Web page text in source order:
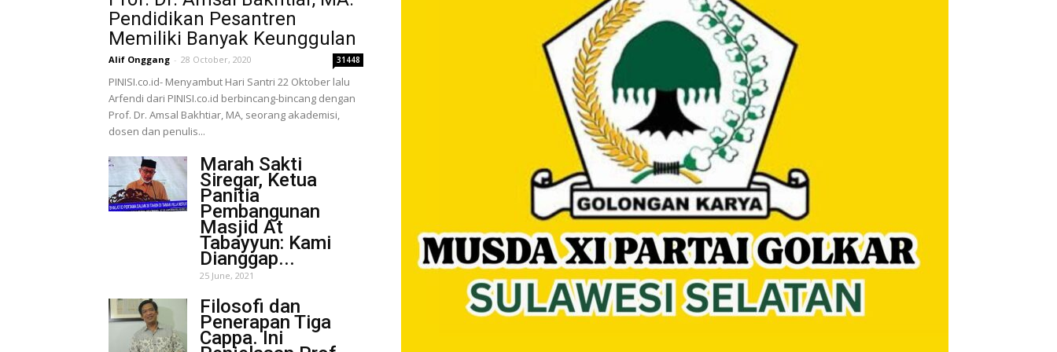
Pendidikan Pesantren
Memiliki Banyak Keunggulan
Alif Onggang - 28 October, 2020 31448
PINISI.co.id- Menyambut Hari Santri 22 Oktober lalu
Arfendi dari PINISI.co.id berbincang-bincang dengan
Prof. Dr. Amsal Bakhtiar, MA, seorang akademisi,
dosen dan penulis...
Marah Sakti
Siregar, Ketua
Panitia
Pembangunan
Masjid At
Tabayyun: Kami
Dianggap...
25 June, 2021
Filosofi dan
Penerapan Tiga
Cappa. Ini